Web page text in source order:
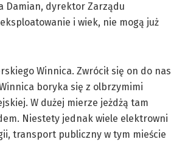
Damian, dyrektor Zarządu
i wiek, nie mogą już
Winnica. Zwrócił się on do nas
boryka się z olbrzymimi
W dużej mierze jeżdżą tam
Niestety jednak wiele elektrowni
transport publiczny w tym mieście